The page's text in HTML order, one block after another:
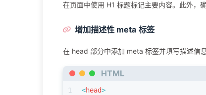
在页面中使用 H1 标题标记主要内容。此外，
增加描述性 meta 标签
在 head 部分中添加 meta 标签并填写描述信
HTML
1
<head>